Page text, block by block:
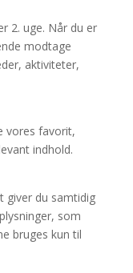
2. uge. Når du er
modtage
aktiviteter,
vores favorit,
indhold.
giver du samtidig
som
bruges kun til